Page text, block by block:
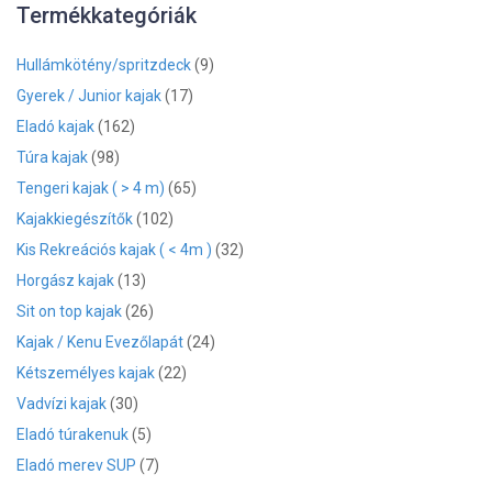
Termékkategóriák
Hullámkötény/spritzdeck(9)
Gyerek / Junior kajak(17)
Eladó kajak(162)
Túra kajak(98)
Tengeri kajak ( > 4 m) (65)
Kajakkiegészítők(102)
Kis Rekreációs kajak ( < 4m ) (32)
Horgász kajak(13)
Sit on top kajak(26)
Kajak / Kenu Evezőlapát(24)
Kétszemélyes kajak(22)
Vadvízi kajak(30)
Eladó túrakenuk(5)
Eladó merev SUP (7)